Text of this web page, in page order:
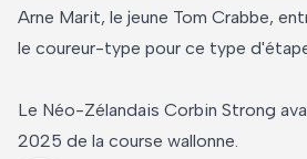
Arne Marit, le jeune Tom Crabbe,
le coureur-type pour ce type
Le Néo-Zélandais Corbin Strong
2025 de la course wallonne.